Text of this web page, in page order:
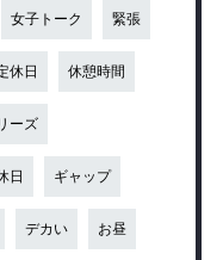
女子トーク 緊張
休日 休憩時間
ーズ
日 ギャップ
デカい お昼